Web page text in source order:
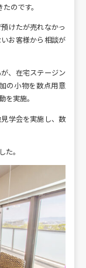
のです。
けたが売れなかっ
お客様から相談が
、在宅ステージン
の小物を数点用意
実施。
学会を実施し、数
。